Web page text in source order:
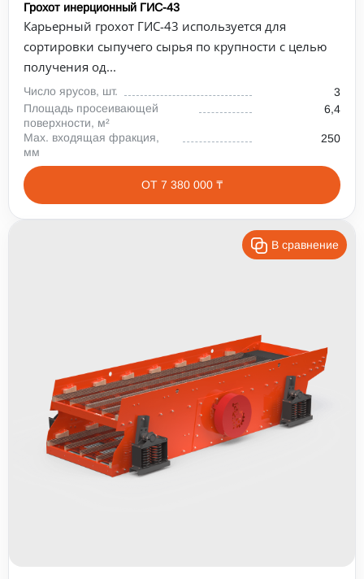
Грохот инерционный ГИС-43
Карьерный грохот ГИС-43 используется для
сортировки сыпучего сырья по крупности с целью
получения од...
Число ярусов, шт.
3
Площадь просеивающей
поверхности, м²
6,4
Max. входящая фракция,
мм
250
ОТ 7 380 000 ₸
В сравнение